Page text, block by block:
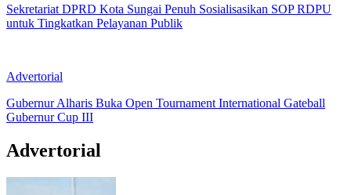
Sekretariat DPRD Kota Sungai Penuh Sosialisasikan SOP RDPU
untuk Tingkatkan Pelayanan Publik
Advertorial
Gubernur Alharis Buka Open Tournament International Gateball
Gubernur Cup III
Advertorial